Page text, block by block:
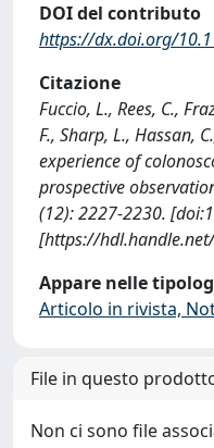
DOI del contributo
https://dx.doi.org/
Citazione
Fuccio, L., Rees, C.,
F., Sharp, L., Hassan,
experience of
prospective
(12): 2227-2230.
[https://
Appare nelle
Articolo in rivista,
File in questo
Non ci sono file